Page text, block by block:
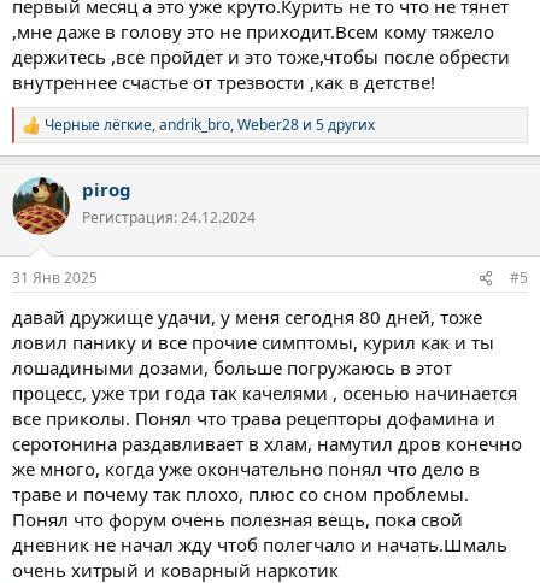
первый месяц а это уже круто.Курить не то что не тянет
,мне даже в голову это не приходит.Всем кому тяжело
держитесь ,все пройдет и это тоже,чтобы после обрести
внутреннее счастье от трезвости ,как в детстве!
Р
е
к
ц
и
Черные лёгкие,andrik_bro,Weber28 и 5 других
pirog
Регистрация: 24.12.2024
31 Янв 2025 #5
давай дружище удачи, у меня сегодня 80 дней, тоже
ловил панику и все прочие симптомы, курил как и ты
лошадиными дозами, больше погружаюсь в этот
процесс, уже три года так качелями , осенью начинается
все приколы. Понял что трава рецепторы дофамина и
серотонина раздавливает в хлам, намутил дров конечно
же много, когда уже окончательно понял что дело в
траве и почему так плохо, плюс со сном проблемы.
Понял что форум очень полезная вещь, пока свой
дневник не начал жду чтоб полегчало и начать.Шмаль
очень хитрый и коварный наркотик